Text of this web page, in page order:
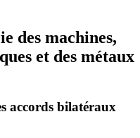
des machines,
et des métaux
accords bilatéraux